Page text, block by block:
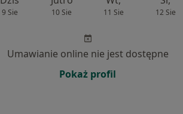
9 Sie 10 Sie 11 Sie 12 Sie
Umawianie online nie jest dostępne
Pokaż profil